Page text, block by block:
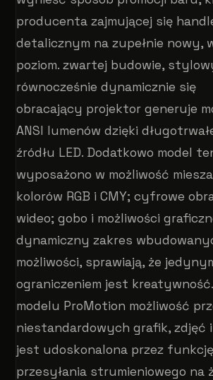
producenta zajmującej się
detalicznym na zupełnie nowy,
poziom. zwartej budowie,
równocześnie dynamicznie się
obracający projektor generuje
ANSI lumenów dzięki
źródłu LED. Dodatkowo model
wyposażono w możliwość
kolorów RGB i CMY; cyfrowe
wideo; gobo i możliwości
dynamiczny zakres
możliwości, sprawiają, że
ograniczeniem jest
modelu ProMotion możliwość
niestandardowych grafik, zdjęć
jest udoskonalona przez funkcję
przesyłania strumieniowego na